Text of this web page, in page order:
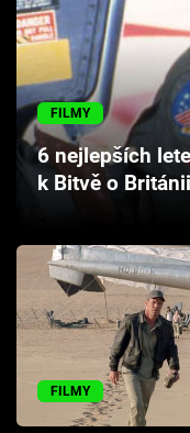
Seriály
Hry
Cool Esport
Pořady
TV Program
Sledujte prima+
Přihlášení
FILMY
6 nejlepších
k Bitvě o Británii
FILMY